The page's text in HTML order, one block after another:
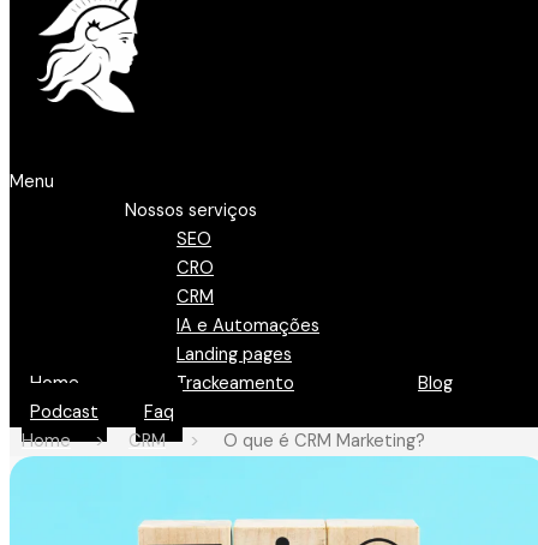
Menu
Home
Nossos serviços
SEO
CRO
CRM
IA e Automações
Landing pages
Trackeamento
Blog
Podcast
Faq
Home
> CRM > O que é CRM Marketing?